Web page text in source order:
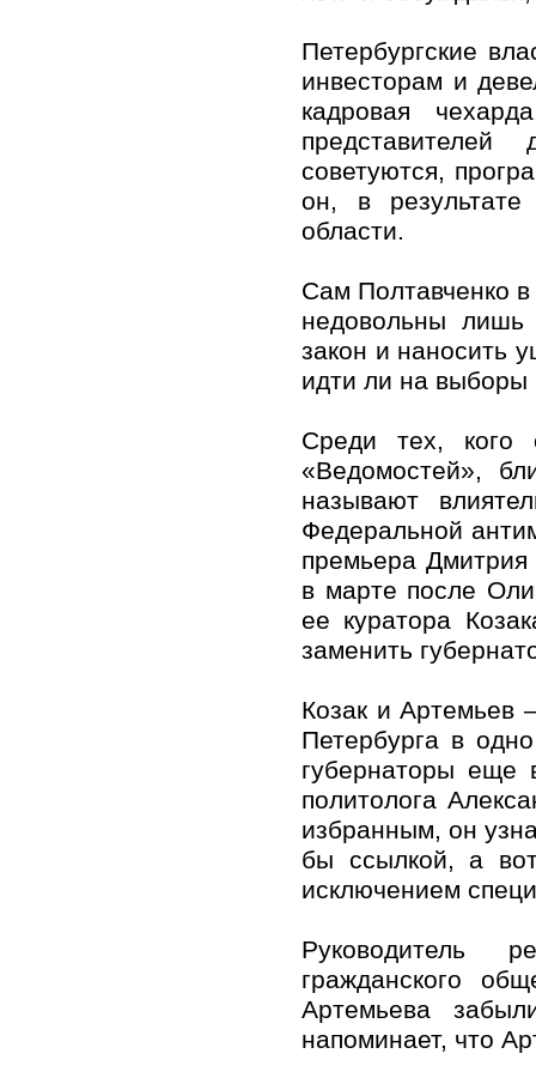
Петербургские
инвесторам и
кадровая
советуются,
он, в
области.
Сам Полтавченко
недовольны
закон и наносить
идти ли на выборы
Среди тех, кого
«Ведомостей»,
называют
Федеральной
премьера Дмитрия
в марте после
ее куратора
заменить
Козак и Артемьев
Петербурга в
губернаторы еще
политолога
избранным, он
бы ссылкой, а
исключением
Руководитель
гражданского
Артемьева
напоминает, что